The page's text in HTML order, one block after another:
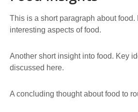
This is a short paragraph about food.
interesting aspects of food.
Another short insight into food. Key
discussed here.
A concluding thought about food to